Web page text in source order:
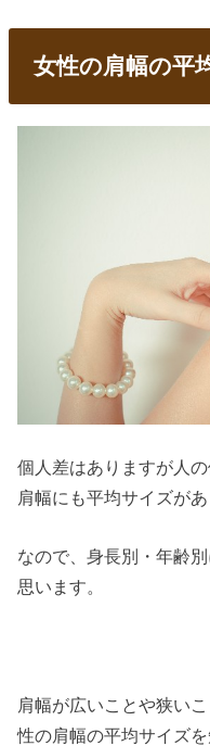
女性の肩幅の平
個人差はありますが人
肩幅にも平均サイズがあ
なので、身長別・年齢
思います。
肩幅が広いことや狭い
性の肩幅の平均サイズ